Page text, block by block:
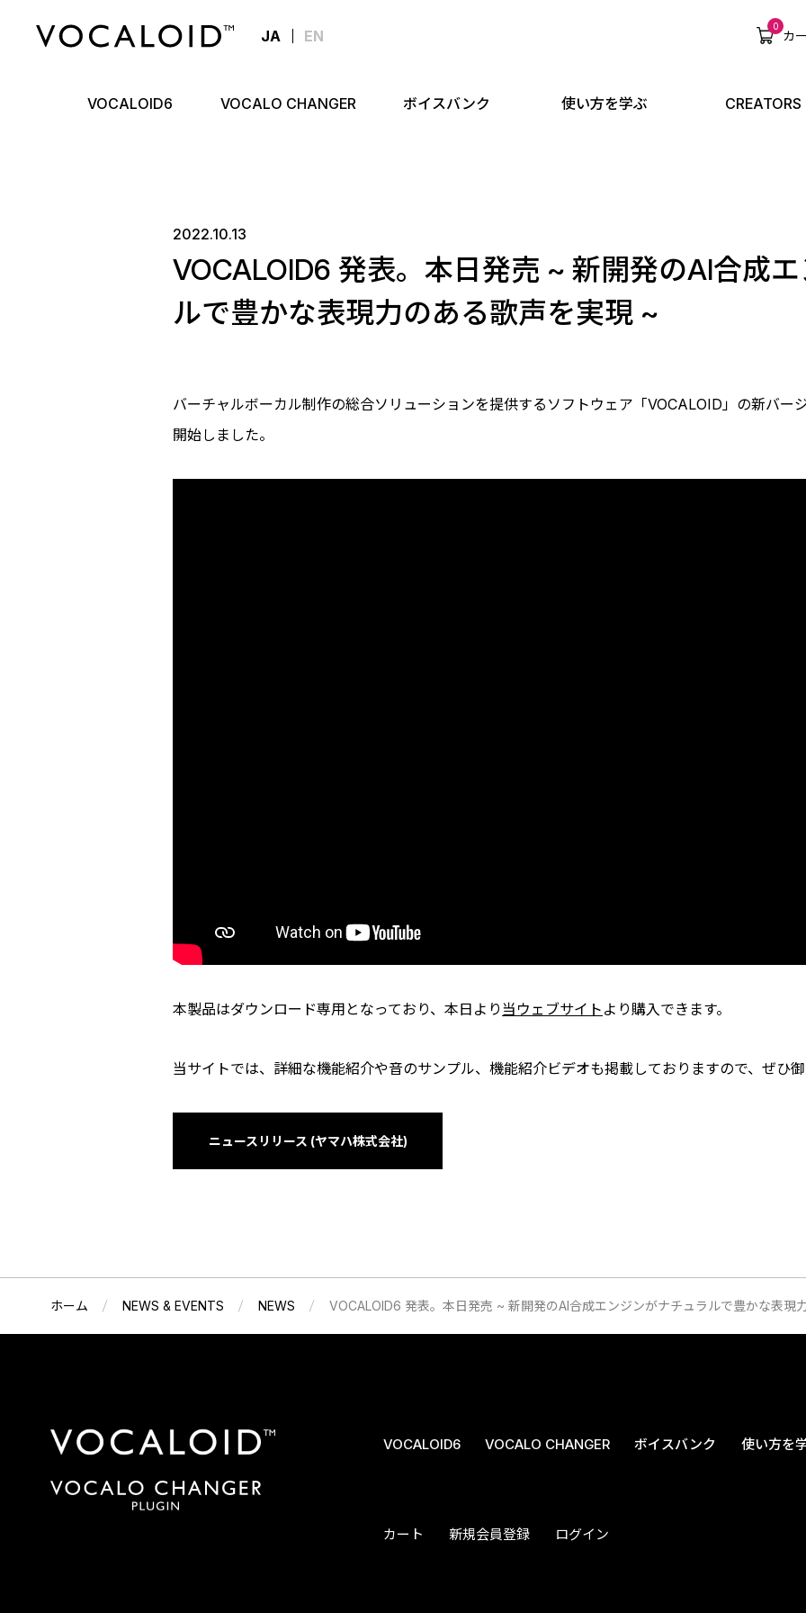
JA EN
0
カ
VOCALOID6 VOCALO CHANGER ボイスバンク 使い方を学ぶ CREATORS
2022.10.13
VOCALOID6 発表。本日発売 ~ 新開発のAI合成
ルで豊かな表現力のある歌声を実現 ~
バーチャルボーカル制作の総合ソリューションを提供するソフトウェア「VOCALOID」の新バー
開始しました。
本製品はダウンロード専用となっており、本日より 当ウェブサイト より購入できます。
当サイトでは、詳細な機能紹介や音のサンプル、機能紹介ビデオも掲載しておりますので、ぜひ御
ニュースリリース (ヤマハ株式会社)
ホーム NEWS & EVENTS NEWS VOCALOID6 発表。本日発売 ~ 新開発のAI合成エンジンがナチュラルで豊かな表現
VOCALOID6 VOCALO CHANGER ボイスバンク 使い方を
カート 新規会員登録 ログイン